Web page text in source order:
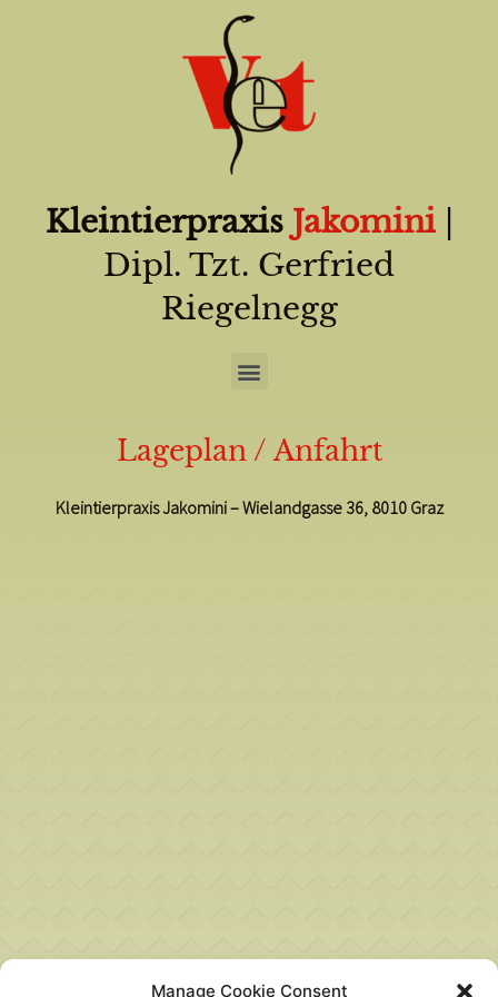
Manage Cookie Consent
Kleintierpraxis Jakomini|
Dipl. Tzt. Gerfried
Riegelnegg
Lageplan / Anfahrt
Kleintierpraxis Jakomini – Wielandgasse 36, 8010 Graz